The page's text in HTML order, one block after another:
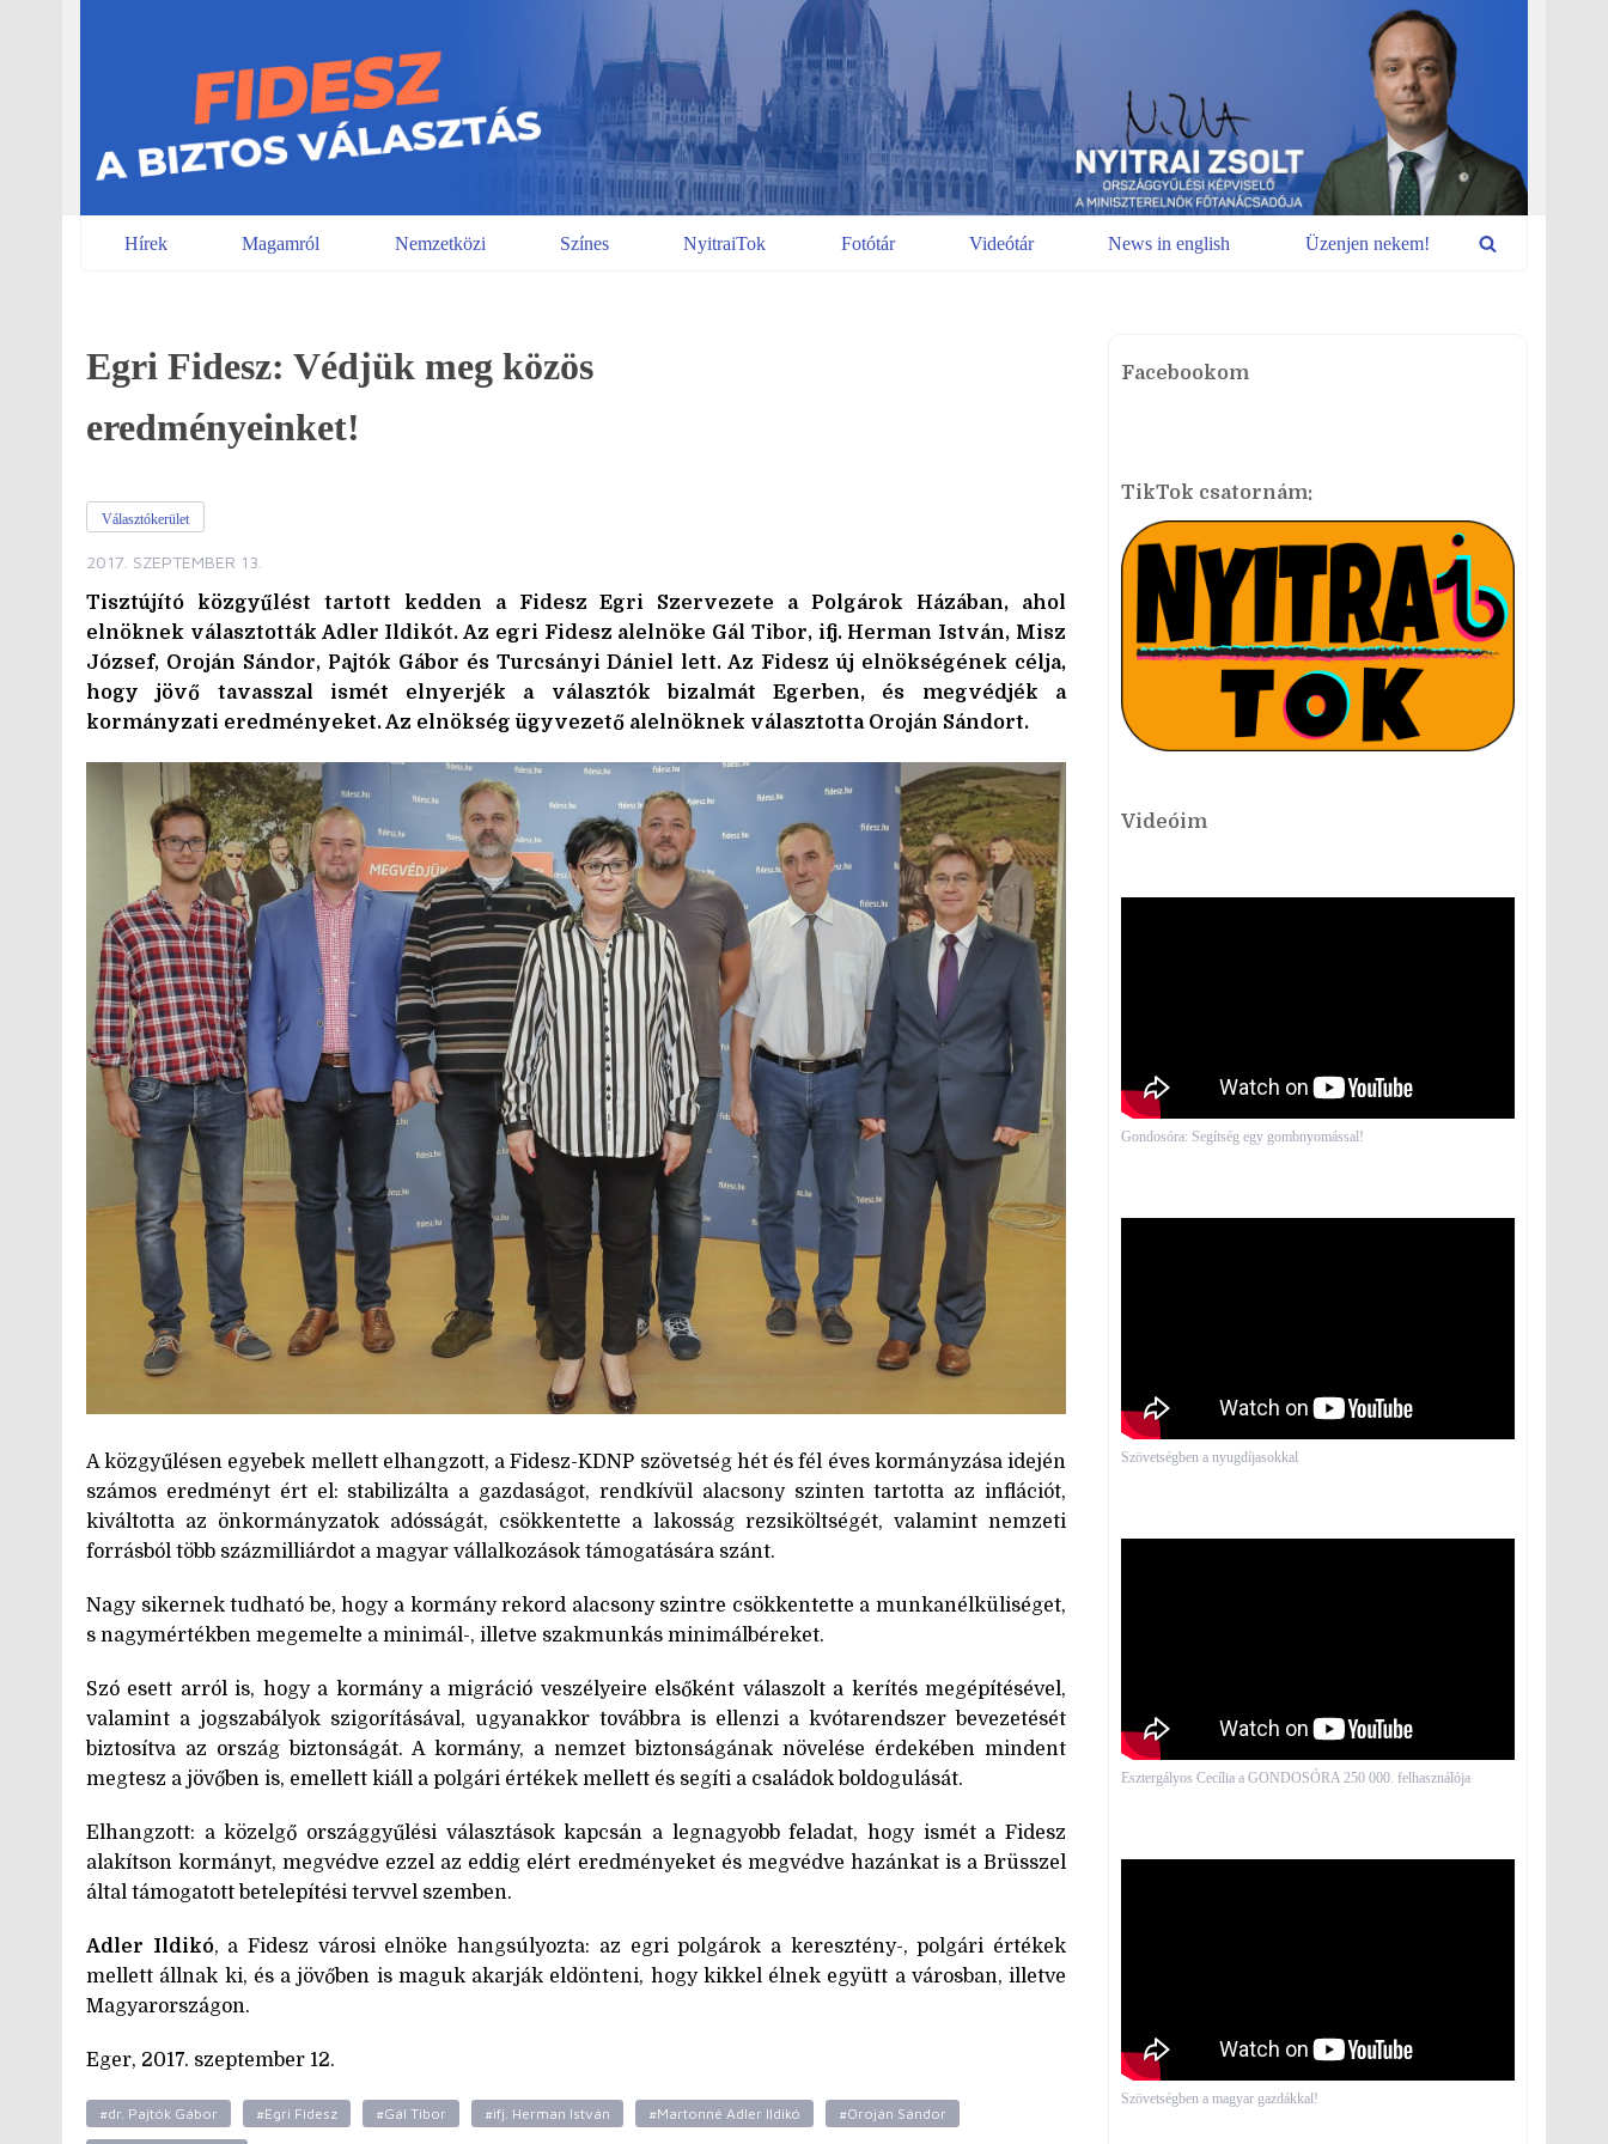
Hírek Magamról Nemzetközi Színes NyitraiTok Fotótár Videótár News in english Üzenjen nekem!
Egri Fidesz: Védjük meg közös
eredményeinket!
Választókerület
2017. SZEPTEMBER 13.
Tisztújító közgyűlést tartott kedden a Fidesz Egri Szervezete a Polgárok Házában, ahol
elnöknek választották Adler Ildikót. Az egri Fidesz alelnöke Gál Tibor, ifj. Herman István, Misz
József, Oroján Sándor, Pajtók Gábor és Turcsányi Dániel lett. Az Fidesz új elnökségének célja,
hogy jövő tavasszal ismét elnyerjék a választók bizalmát Egerben, és megvédjék a
kormányzati eredményeket. Az elnökség ügyvezető alelnöknek választotta Oroján Sándort.
A közgyűlésen egyebek mellett elhangzott, a Fidesz-KDNP szövetség hét és fél éves kormányzása idején
számos eredményt ért el: stabilizálta a gazdaságot, rendkívül alacsony szinten tartotta az inflációt,
kiváltotta az önkormányzatok adósságát, csökkentette a lakosság rezsiköltségét, valamint nemzeti
forrásból több százmilliárdot a magyar vállalkozások támogatására szánt.
Nagy sikernek tudható be, hogy a kormány rekord alacsony szintre csökkentette a munkanélküliséget,
s nagymértékben megemelte a minimál-, illetve szakmunkás minimálbéreket.
Szó esett arról is, hogy a kormány a migráció veszélyeire elsőként válaszolt a kerítés megépítésével,
valamint a jogszabályok szigorításával, ugyanakkor továbbra is ellenzi a kvótarendszer bevezetését
biztosítva az ország biztonságát. A kormány, a nemzet biztonságának növelése érdekében mindent
megtesz a jövőben is, emellett kiáll a polgári értékek mellett és segíti a családok boldogulását.
Elhangzott: a közelgő országgyűlési választások kapcsán a legnagyobb feladat, hogy ismét a Fidesz
alakítson kormányt, megvédve ezzel az eddig elért eredményeket és megvédve hazánkat is a Brüsszel
által támogatott betelepítési tervvel szemben.
Adler Ildikó, a Fidesz városi elnöke hangsúlyozta: az egri polgárok a keresztény-, polgári értékek
mellett állnak ki, és a jövőben is maguk akarják eldönteni, hogy kikkel élnek együtt a városban, illetve
Magyarországon.
Eger, 2017. szeptember 12.
#dr. Pajtók Gábor #Egri Fidesz #Gál Tibor #ifj. Herman István #Martonné Adler Ildikó #Oroján Sándor
Facebookom
TikTok csatornám:
Videóim
Gondosóra: Segítség egy gombnyomással!
Szövetségben a nyugdíjasokkal
Esztergályos Cecília a GONDOSÓRA 250 000. felhasználója
Szövetségben a magyar gazdákkal!